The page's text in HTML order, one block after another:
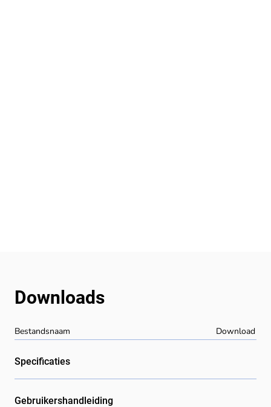
Bestandsnaam Download
Downloads
Specificaties
Gebruikershandleiding